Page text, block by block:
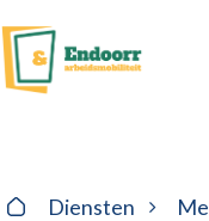
Diensten